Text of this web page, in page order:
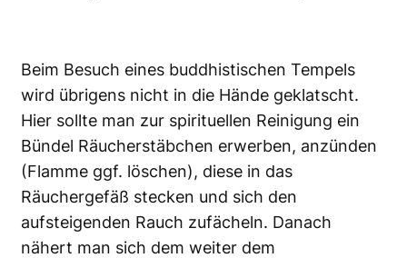
Beim Besuch eines buddhistischen Tempels
wird übrigens nicht in die Hände geklatscht.
Hier sollte man zur spirituellen Reinigung ein
Bündel Räucherstäbchen erwerben, anzünden
(Flamme ggf. löschen), diese in das
Räuchergefäß stecken und sich den
aufsteigenden Rauch zufächeln. Danach
nähert man sich dem weiter dem